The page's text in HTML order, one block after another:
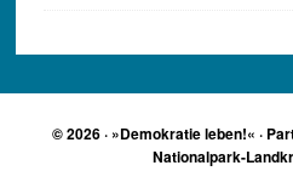
© 2026 · »Demokratie leben!« ·
Nationalpark-